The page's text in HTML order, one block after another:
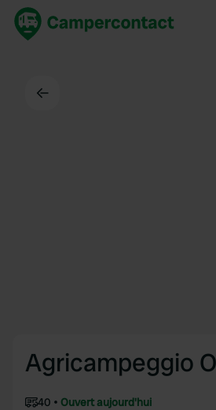
Agricampeggio
40
Ouvert aujourd'hui